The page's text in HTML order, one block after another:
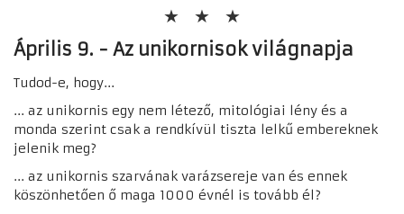
Április 9. - Az unikornisok világnapja
Tudod-e, hogy...
... az unikornis egy nem létező, mitológiai lény és a
monda szerint csak a rendkívül tiszta lelkű embereknek
jelenik meg?
... az unikornis szarvának varázsereje van és ennek
köszönhetően ő maga 1000 évnél is tovább él?